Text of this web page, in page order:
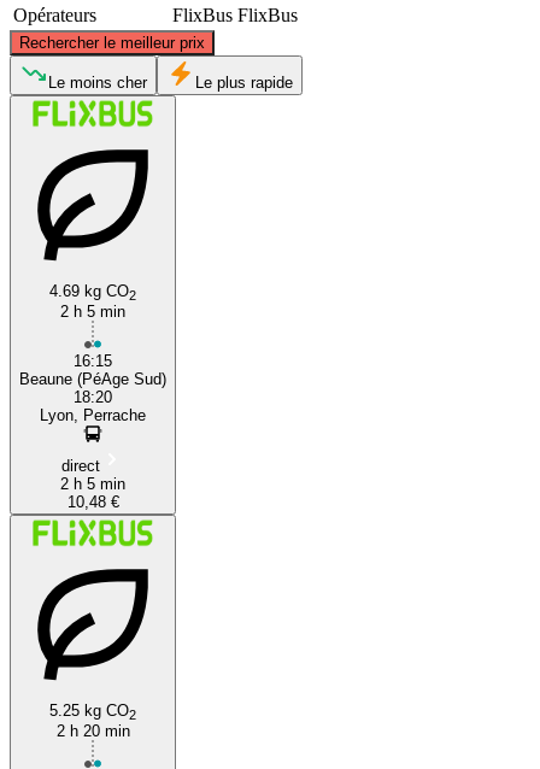
Opérateurs
FlixBus FlixBus
Rechercher le meilleur prix
Beaune
©CARTO
Le moins cher Le plus rapide
4.69 kg CO2
2 h 5 min
16:15
Beaune (PéAge Sud)
18:20
Lyon, Perrache
direct
2 h 5 min
10,48 €
5.25 kg CO2
2 h 20 min